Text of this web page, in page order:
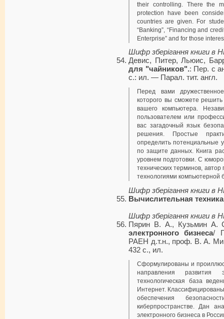
their controlling. There the
protection have been
countries are given. For
“Banking”, “Financing and
Enterprise” and for those
Шифр зберігання книги в
Девис, Питер, Льюис,
для "чайников".: Пер. с
с.: ил. — Парал. тит. англ.
Перед вами
которого вы смо­жете
вашего компьютера.
пользователем или
вас загадочный язык
реше­ния. Простые
определить потенциальные
по защите данных. Книга
уровнем подготовки. С
технических терминов,
технологиями компьютерной
Шифр зберігання книги в
Вычислительная
Шифр зберігання книги в
Пярин В. А., Кузьмин
электронного бизнеса/
РАЕН д.т.н., проф. В. А.
432 с., ил.
Сформулированы и
направления развития
технологическая база
Интернет.
обеспечения
киберпространстве. Дан
электронного бизнеса в